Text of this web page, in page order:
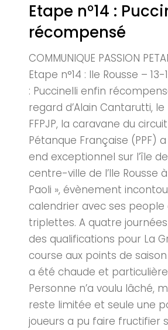
Etape n°14 :
récompensé
COMMUNIQUE PASSION
Etape n°14 : Ile Rousse –
: Puccinelli enfin
regard d’Alain Cantarutti,
FFPJP, la caravane du
Pétanque Française (PPF)
end exceptionnel sur l’île
centre-ville de l’Ile Rousse
Paoli », évènement
calendrier avec ses people
triplettes. A quatre
des qualifications pour La
course aux points de saison
a été chaude et
Personne n’a voulu lâché,
reste limitée et seule une
joueurs a pu faire fructifier